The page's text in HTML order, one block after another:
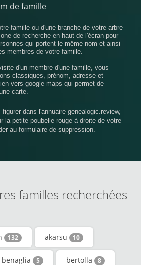
de famille
famille ou d'une branche de votre arbre
de recherche en haut de l'écran pour
qui portent le même nom et ainsi
membres de votre famille.
d'un membre d'une famille, vous
classiques, prénom, adresse et
vers google maps qui permet de
carte.
dans l'annuaire genealogic.review,
la petite poubelle rouge à droite de votre
au formulaire de suppression.
familles recherchées
132 akarsu 10
benaglia 5 bertolla 8